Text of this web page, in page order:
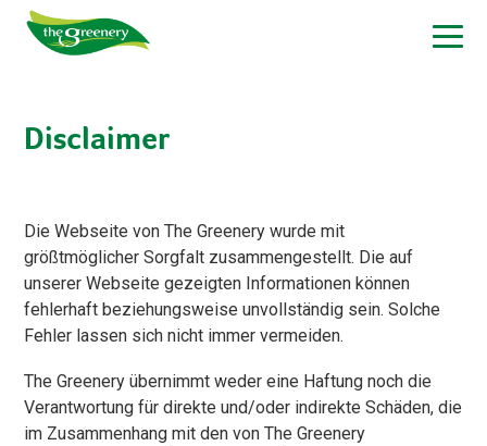
Disclaimer
Die Webseite von The Greenery wurde mit
größtmöglicher Sorgfalt zusammengestellt. Die auf
unserer Webseite gezeigten Informationen können
fehlerhaft beziehungsweise unvollständig sein. Solche
Fehler lassen sich nicht immer vermeiden.
The Greenery übernimmt weder eine Haftung noch die
Verantwortung für direkte und/oder indirekte Schäden, die
im Zusammenhang mit den von The Greenery